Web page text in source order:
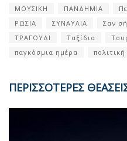
ΜΟΥΣΙΚΗ ΠΑΝΔΗΜΙΑ
ΡΩΣΙΑ
ΣΥΝΑΥΛΙΑ Σαν
ΤΡΑΓΟΥΔΙ
Ταξίδια
παγκόσμια ημέρα
πολιτική
ΠΕΡΙΣΣΟΤΕΡΕΣ